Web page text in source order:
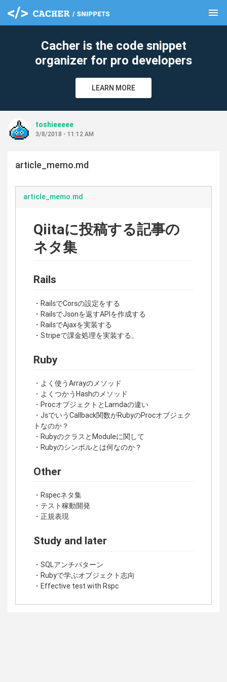
menu
Cacher is the code snippet
organizer for pro developers
LEARN MORE
toshieeeee
3/8/2018 - 11:12 AM
article_memo.md
article_memo.md
Qiitaに投稿する記事の
ネタ集
Rails
・RailsでCorsの設定をする
・RailsでJsonを返すAPIを作成する
・RailsでAjaxを実装する
・Stripeで課金処理を実装する。
Ruby
・よく使うArrayのメソッド
・よくつかうHashのメソッド
・ProcオブジェクトとLamdaの違い
・JsでいうCallback関数がRubyのProcオブジェク
トなのか？
・RubyのクラスとModuleに関して
・Rubyのシンボルとは何なのか？
Other
・Rspecネタ集
・テスト稼動開発
・正規表現
Study and later
・SQLアンチパターン
・Rubyで学ぶオブジェクト志向
・Effective test with Rspc
clear